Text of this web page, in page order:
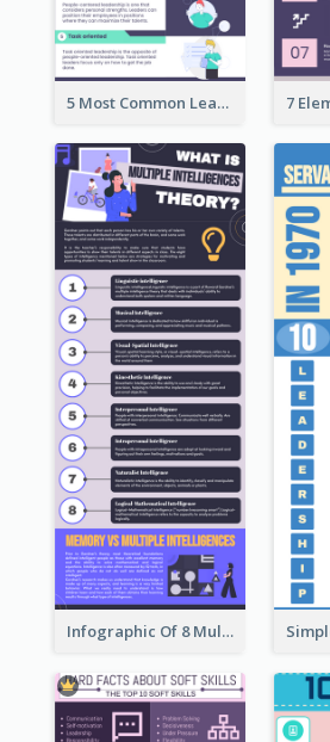
5 Most Common Leadership Styles Infographic
Infographic Of 8 Multiple Intelligences You Need To Know